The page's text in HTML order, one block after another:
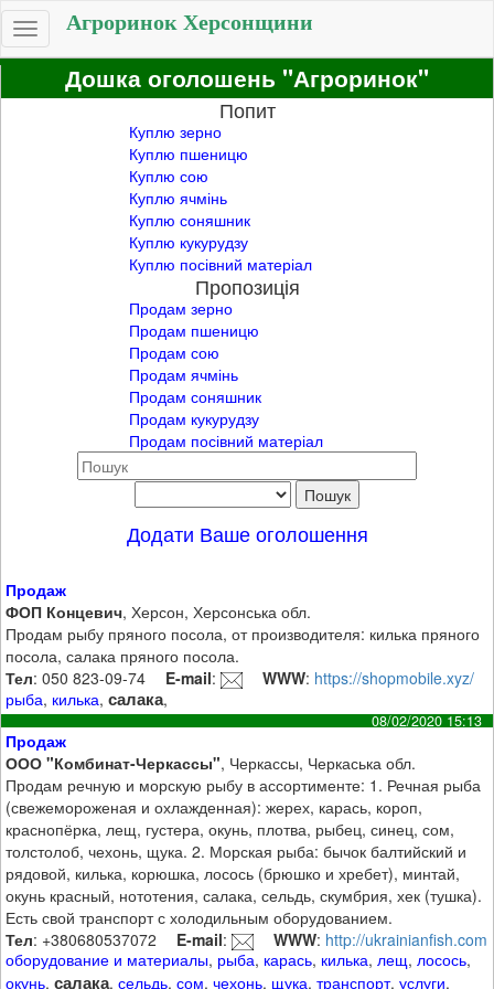
Toggle
navigation
Агроринок Херсонщини
Дошка оголошень "Агроринок"
Попит
Куплю зерно
Куплю пшеницю
Куплю сою
Куплю ячмінь
Куплю соняшник
Куплю кукурудзу
Куплю посівний матеріал
Пропозиція
Продам зерно
Продам пшеницю
Продам сою
Продам ячмінь
Продам соняшник
Продам кукурудзу
Продам посівний матеріал
Додати Ваше оголошення
Продаж
ФОП Концевич, Херсон, Херсонська обл.
Продам рыбу пряного посола, от производителя: килька пряного
посола, салака пряного посола.
Тел: 050 823-09-74 E-mail: WWW: https://shopmobile.xyz/
рыба, килька,салака,
08/02/2020 15:13
Продаж
ООО "Комбинат-Черкассы", Черкассы, Черкаська обл.
Продам речную и морскую рыбу в ассортименте: 1. Речная рыба
(свежемороженая и охлажденная): жерех, карась, короп,
краснопёрка, лещ, густера, окунь, плотва, рыбец, синец, сом,
толстолоб, чехонь, щука. 2. Морская рыба: бычок балтийский и
рядовой, килька, корюшка, лосось (брюшко и хребет), минтай,
окунь красный, нототения, салака, сельдь, скумбрия, хек (тушка).
Есть свой транспорт с холодильным оборудованием.
Тел: +380680537072 E-mail: WWW: http://ukrainianfish.com
оборудование и материалы, рыба, карась, килька,лещ,лосось,
окунь,салака,сельдь,сом,чехонь, щука,транспорт,услуги,